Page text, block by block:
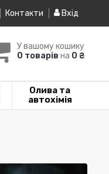
Контакти Вхід
У вашому кошику
0 товарів на 0 ₴
Олива та
автохімія